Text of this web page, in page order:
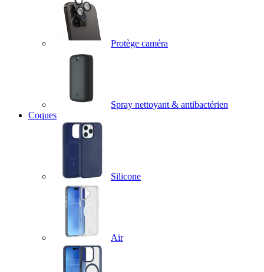
Protège caméra
Spray nettoyant & antibactérien
Coques
Silicone
Air